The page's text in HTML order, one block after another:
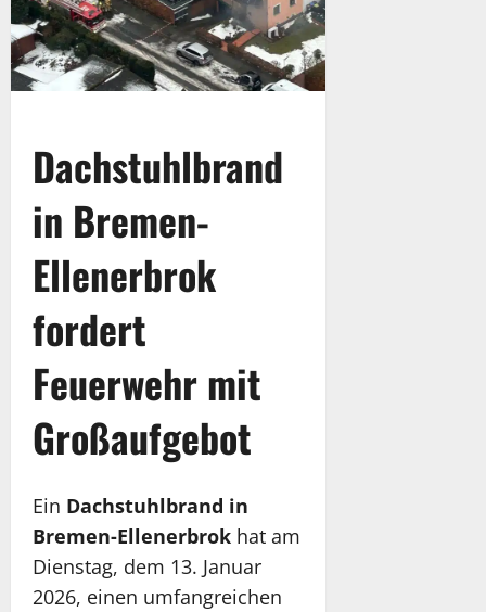
Dachstuhlbrand
in Bremen-
Ellenerbrok
fordert
Feuerwehr mit
Großaufgebot
Ein Dachstuhlbrand in
Bremen-Ellenerbrok hat am
Dienstag, dem 13. Januar
2026, einen umfangreichen